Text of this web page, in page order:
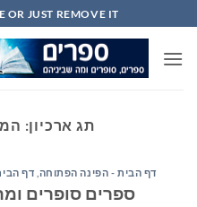
to
content
JUST REMOVE IT...
תג ארכיון:
דף הבית - הפינה הפתוחה דף
ספרים סופרים